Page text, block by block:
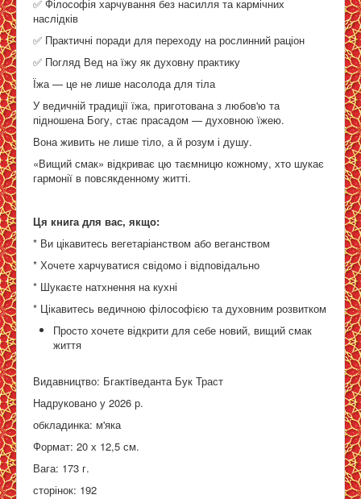
✅ Філософія харчування без насилля та кармічних
наслідків
✅ Практичні поради для переходу на рослинний раціон
✅ Погляд Вед на їжу як духовну практику
Їжа — це не лише насолода для тіла
У ведичній традиції їжа, приготована з любов'ю та
підношена Богу, стає прасадом — духовною їжею.
Вона живить не лише тіло, а й розум і душу.
«Вищий смак» відкриває цю таємницю кожному, хто шукає
гармонії в повсякденному житті.
Ця книга для вас, якщо:
* Ви цікавитесь вегетаріанством або веганством
* Хочете харчуватися свідомо і відповідально
* Шукаєте натхнення на кухні
* Цікавитесь ведичною філософією та духовним розвитком
Просто хочете відкрити для себе новий, вищий смак
життя
Видавництво: Бгактiведанта Бук Траст
Надруковано у 2026 р.
обкладинка: м'яка
Формат: 20 х 12,5 см.
Вага: 173 г.
сторінок: 192